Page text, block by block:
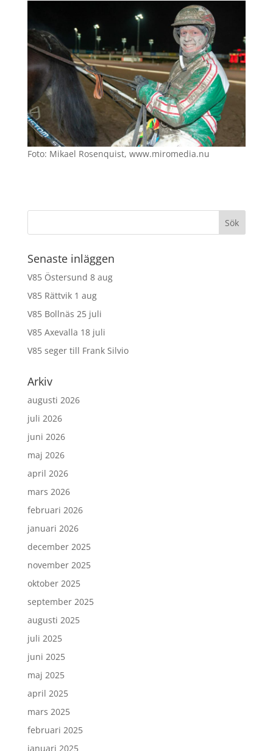
Foto: Mikael Rosenquist, www.miromedia.nu
Senaste inläggen
V85 Östersund 8 aug
V85 Rättvik 1 aug
V85 Bollnäs 25 juli
V85 Axevalla 18 juli
V85 seger till Frank Silvio
Arkiv
augusti 2026
juli 2026
juni 2026
maj 2026
april 2026
mars 2026
februari 2026
januari 2026
december 2025
november 2025
oktober 2025
september 2025
augusti 2025
juli 2025
juni 2025
maj 2025
april 2025
mars 2025
februari 2025
januari 2025